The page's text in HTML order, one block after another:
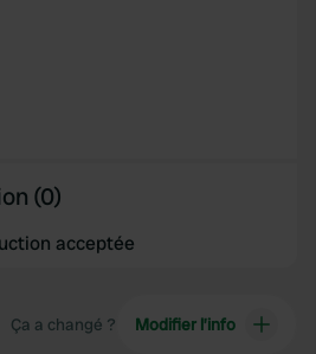
(0)
acceptée
Ça a changé ? Modifier l’info